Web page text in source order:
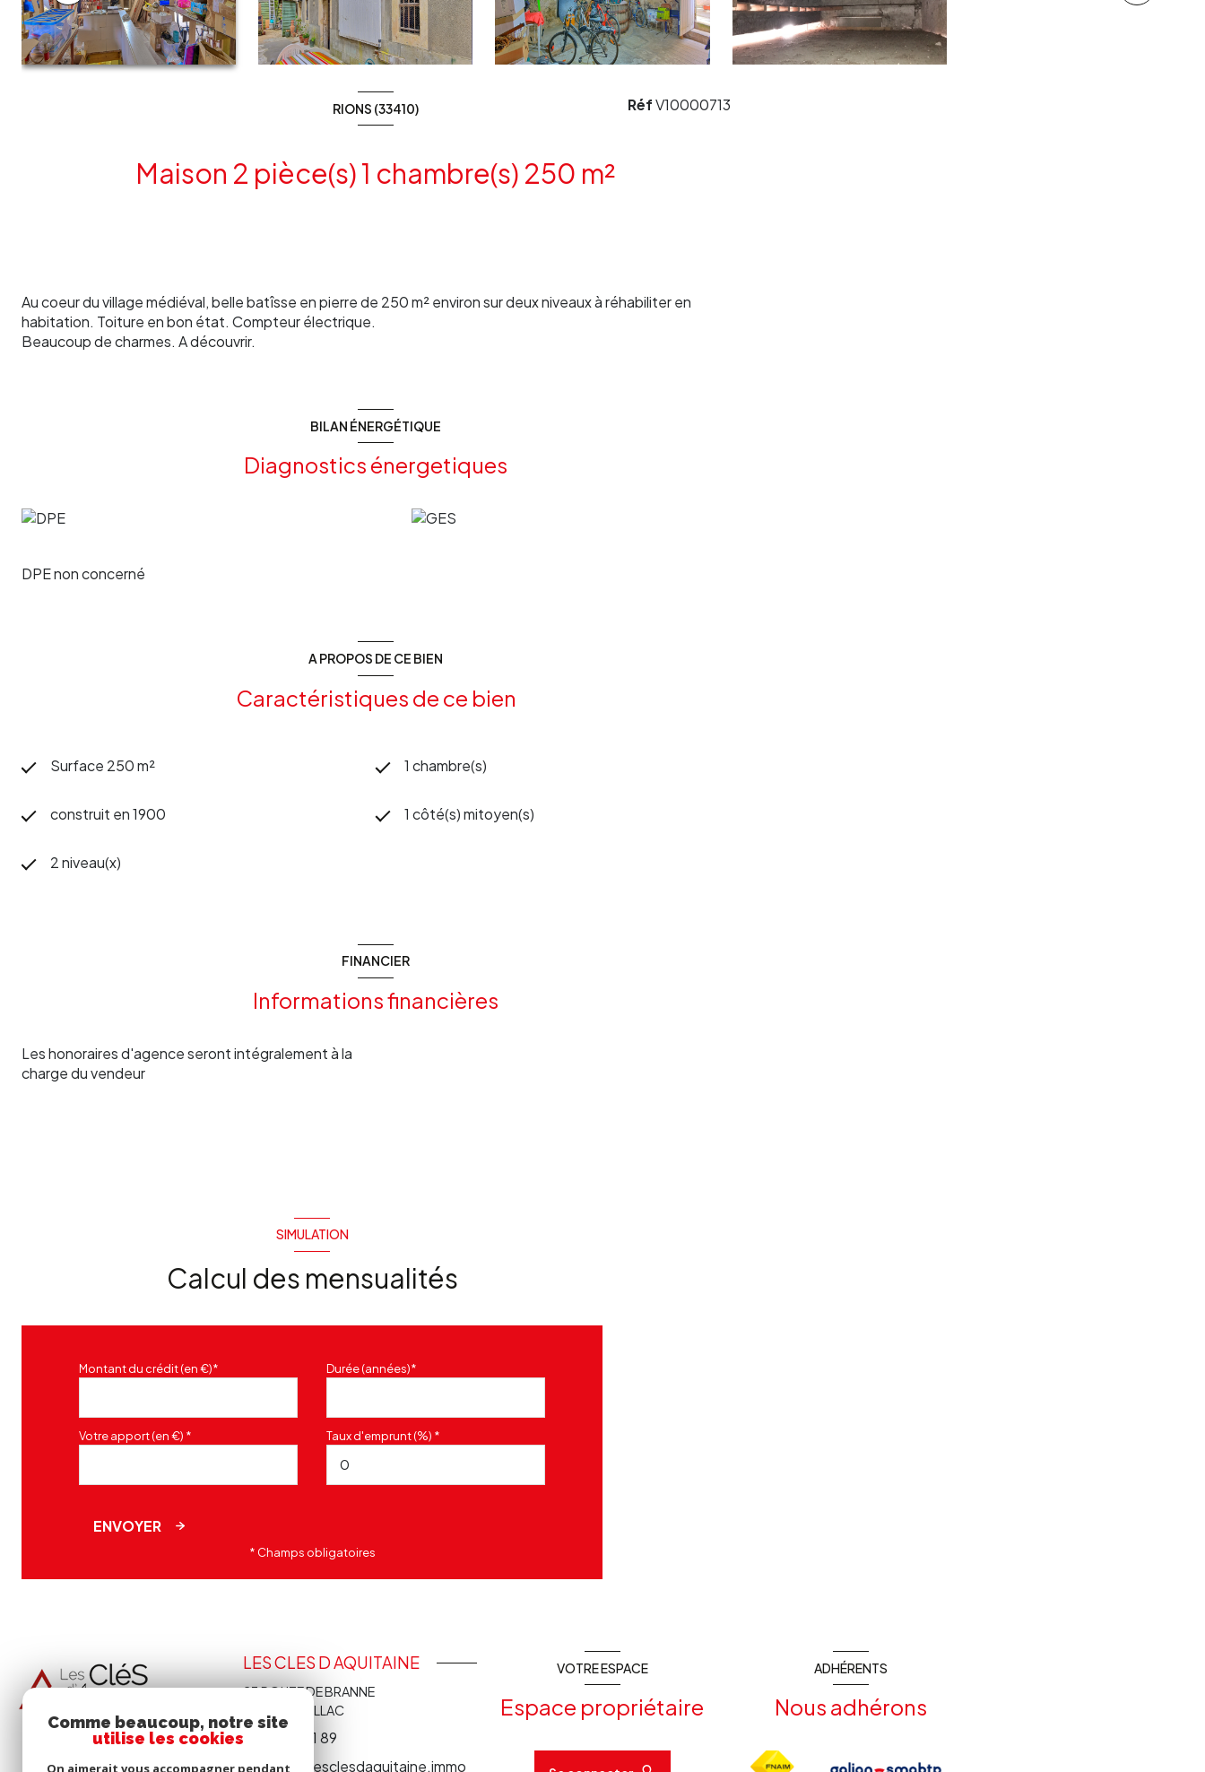
RIONS (33410)
Maison 2 pièce(s) 1 chambre(s) 250 m²
RéfV10000713
Au coeur du village médiéval, belle batîsse en pierre de 250 m² environ sur deux niveaux à réhabiliter en
habitation. Toiture en bon état. Compteur électrique.
Beaucoup de charmes. A découvrir.
BILAN ÉNERGÉTIQUE
Diagnostics énergetiques
DPE non concerné
A PROPOS DE CE BIEN
Caractéristiques de ce bien
Surface 250 m² 1 chambre(s)
construit en 1900 1 côté(s) mitoyen(s)
2 niveau(x)
FINANCIER
Informations financières
Les honoraires d'agence seront intégralement à la
charge du vendeur
SIMULATION
Calcul des mensualités
Montant du crédit (en €)* Durée (années)*
Votre apport (en €) * Taux d'emprunt (%) *
ENVOYER
* Champs obligatoires
LES CLES D AQUITAINE
23 ROUTE DE BRANNE
CADILLAC
05 56 62 31 89
contact@lesclesdaquitaine.immo
VOTRE ESPACE
Espace propriétaire
ADHÉRENTS
Nous adhérons
Comme beaucoup, notre site
utilise les cookies
On aimerait vous accompagner pendant